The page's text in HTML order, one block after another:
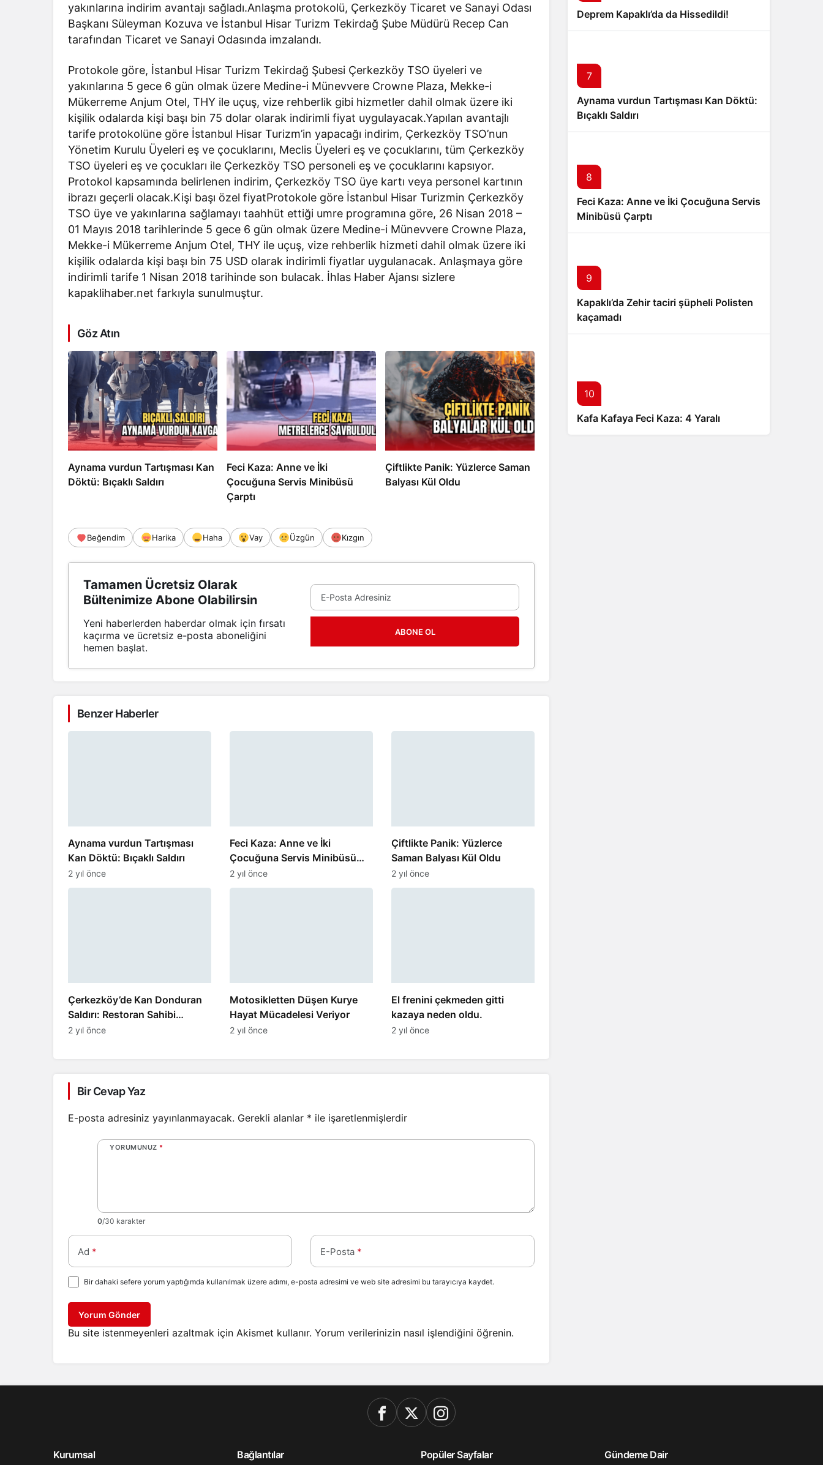
yakınlarına indirim avantajı sağladı.Anlaşma protokolü, Çerkezköy Ticaret ve Sanayi Odası
Başkanı Süleyman Kozuva ve İstanbul Hisar Turizm Tekirdağ Şube Müdürü Recep Can
tarafından Ticaret ve Sanayi Odasında imzalandı.
Protokole göre, İstanbul Hisar Turizm Tekirdağ Şubesi Çerkezköy TSO üyeleri ve
yakınlarına 5 gece 6 gün olmak üzere Medine-i Münevvere Crowne Plaza, Mekke-i
Mükerreme Anjum Otel, THY ile uçuş, vize rehberlik gibi hizmetler dahil olmak üzere iki
kişilik odalarda kişi başı bin 75 dolar olarak indirimli fiyat uygulayacak.Yapılan avantajlı
tarife protokolüne göre İstanbul Hisar Turizm’in yapacağı indirim, Çerkezköy TSO’nun
Yönetim Kurulu Üyeleri eş ve çocuklarını, Meclis Üyeleri eş ve çocuklarını, tüm Çerkezköy
TSO üyeleri eş ve çocukları ile Çerkezköy TSO personeli eş ve çocuklarını kapsıyor.
Protokol kapsamında belirlenen indirim, Çerkezköy TSO üye kartı veya personel kartının
ibrazı geçerli olacak.Kişi başı özel fiyatProtokole göre İstanbul Hisar Turizmin Çerkezköy
TSO üye ve yakınlarına sağlamayı taahhüt ettiği umre programına göre, 26 Nisan 2018 –
01 Mayıs 2018 tarihlerinde 5 gece 6 gün olmak üzere Medine-i Münevvere Crowne Plaza,
Mekke-i Mükerreme Anjum Otel, THY ile uçuş, vize rehberlik hizmeti dahil olmak üzere iki
kişilik odalarda kişi başı bin 75 USD olarak indirimli fiyatlar uygulanacak. Anlaşmaya göre
indirimli tarife 1 Nisan 2018 tarihinde son bulacak. İhlas Haber Ajansı sizlere
kapaklihaber.net farkıyla sunulmuştur.
Göz Atın
Aynama vurdun Tartışması Kan
Döktü: Bıçaklı Saldırı
Feci Kaza: Anne ve İki
Çocuğuna Servis Minibüsü
Çarptı
Çiftlikte Panik: Yüzlerce Saman
Balyası Kül Oldu
Beğendim Harika Haha Vay Üzgün Kızgın
Tamamen Ücretsiz Olarak
Bültenimize Abone Olabilirsin
Yeni haberlerden haberdar olmak için fırsatı
kaçırma ve ücretsiz e-posta aboneliğini
hemen başlat.
ABONE OL
Benzer Haberler
Aynama vurdun Tartışması
Kan Döktü: Bıçaklı Saldırı
2 yıl önce
Feci Kaza: Anne ve İki
Çocuğuna Servis Minibüsü
Çarptı
2 yıl önce
Çiftlikte Panik: Yüzlerce
Saman Balyası Kül Oldu
2 yıl önce
Çerkezköy’de Kan Donduran
Saldırı: Restoran Sahibi
Bıçaklandı
2 yıl önce
Motosikletten Düşen Kurye
Hayat Mücadelesi Veriyor
2 yıl önce
El frenini çekmeden gitti
kazaya neden oldu.
2 yıl önce
Bir Cevap Yaz
E-posta adresiniz yayınlanmayacak. Gerekli alanlar * ile işaretlenmişlerdir
YORUMUNUZ *
0/30 karakter
Ad * E-Posta *
Bir dahaki sefere yorum yaptığımda kullanılmak üzere adımı, e-posta adresimi ve web site adresimi bu tarayıcıya kaydet.
Yorum Gönder
Bu site istenmeyenleri azaltmak için Akismet kullanır. Yorum verilerinizin nasıl işlendiğini öğrenin.
Deprem Kapaklı’da da Hissedildi!
7
Aynama vurdun Tartışması Kan Döktü:
Bıçaklı Saldırı
8
Feci Kaza: Anne ve İki Çocuğuna Servis
Minibüsü Çarptı
9
Kapaklı’da Zehir taciri şüpheli Polisten
kaçamadı
10
Kafa Kafaya Feci Kaza: 4 Yaralı
Kurumsal Bağlantılar Popüler Sayfalar Gündeme Dair